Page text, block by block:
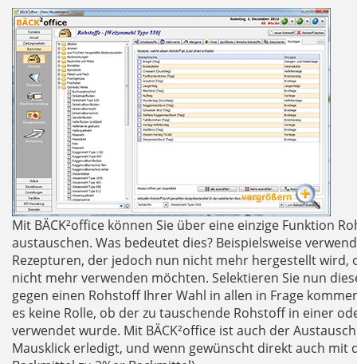
Mit BÄCK²office können Sie über eine einzige Funktion
austauschen. Was bedeutet dies? Beispielsweise
Rezepturen, der jedoch nun nicht mehr hergestellt wird,
nicht mehr verwenden möchten. Selektieren Sie nun
gegen einen Rohstoff Ihrer Wahl in allen in Frage
es keine Rolle, ob der zu tauschende Rohstoff in einer
verwendet wurde. Mit BÄCK²office ist auch der
Mausklick erledigt, und wenn gewünscht direkt auch mit